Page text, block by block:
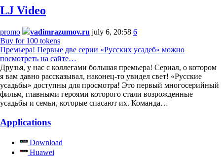
LJ Video
promo vadimrazumov.ru july 6, 20:58 6
Buy for 100 tokens
Премьера! Первые две серии «Русских усадеб» можно
посмотреть на сайте…
Друзья, у нас с коллегами большая премьера! Сериал, о котором
я вам давно рассказывал, наконец-то увидел свет! «Русские
усадьбы» доступны для просмотра! Это первый многосерийный
фильм, главными героями которого стали возрожденные
усадьбы и семьи, которые спасают их. Команда…
Applications
Download
Huawei